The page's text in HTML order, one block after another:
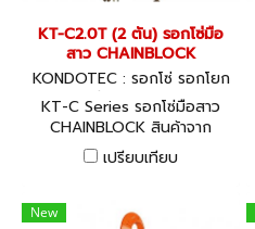
KT-C2.0T (2 ตัน) รอกโซ่มือ
สาว CHAINBLOCK
KONDOTEC : รอกโซ่ รอกโยก
รอกถ่วง KT-C2.0T
KT-C Series รอกโซ่มือสาว
CHAINBLOCK สินค้าจาก
ประเทศญี่ปุ่น พร้อมใบ
CERTIFICATE GUARANTEE
เปรียบเทียบ
New